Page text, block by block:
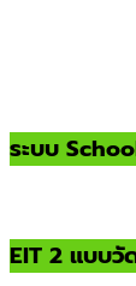
ระบบ
EIT 2 แบบวั